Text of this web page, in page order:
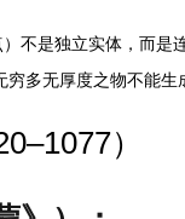
不是独立实体，而是
穷多无厚度之物不能生
）